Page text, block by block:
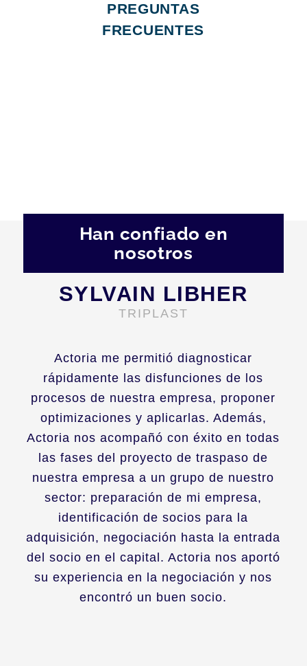
PREGUNTAS
FRECUENTES
Han confiado en
nosotros
Actoria me permitió diagnosticar
rápidamente las disfunciones de los
procesos de nuestra empresa, proponer
optimizaciones y aplicarlas. Además,
Actoria nos acompañó con éxito en todas
las fases del proyecto de traspaso de
nuestra empresa a un grupo de nuestro
sector: preparación de mi empresa,
identificación de socios para la
adquisición, negociación hasta la entrada
del socio en el capital. Actoria nos aportó
su experiencia en la negociación y nos
encontró un buen socio.
SYLVAIN LIBHER
TRIPLAST